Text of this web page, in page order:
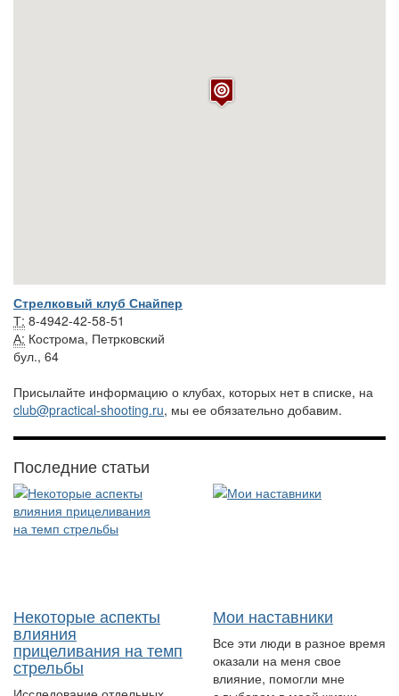
Стрелковый клуб Снайпер
Т: 8-4942-42-58-51
А: Кострома, Петрковский
бул., 64
Присылайте информацию о клубах, которых нет в списке, на
club@practical-shooting.ru, мы ее обязательно добавим.
Последние статьи
Некоторые аспекты
влияния
прицеливания на темп
стрельбы
Мои наставники
Все эти люди в разное время
оказали на меня свое
влияние, помогли мне